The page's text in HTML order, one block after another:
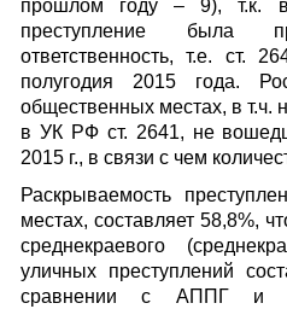
прошлом году – 9), т.к.
преступление была
ответственность, т.е. ст.
полугодия 2015 года.
общественных местах, в т.ч.
в УК РФ ст. 2641, не
2015 г., в связи с чем
Раскрываемость
местах, составляет
среднекраевого
уличных преступлений
сравнении с АППГ и